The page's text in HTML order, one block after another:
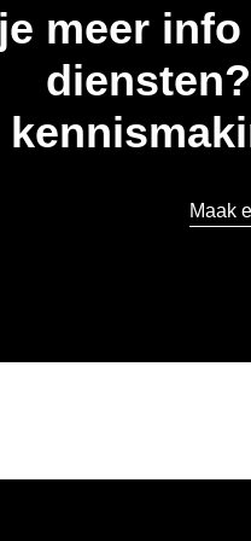
meer
Maak